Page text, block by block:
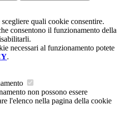
quali cookie consentire.
consentono il funzionamento della
necessari al funzionamento potete
.
non possono essere
l'elenco nella pagina della cookie